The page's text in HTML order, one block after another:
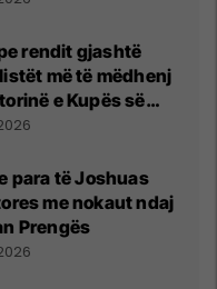
rendit gjashtë
më të mëdhenj
e Kupës së
Messi mbetet i dyti
para të Joshuas
me nokaut ndaj
Prengës